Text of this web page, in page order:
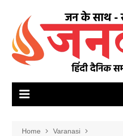
content
Home
Varanasi